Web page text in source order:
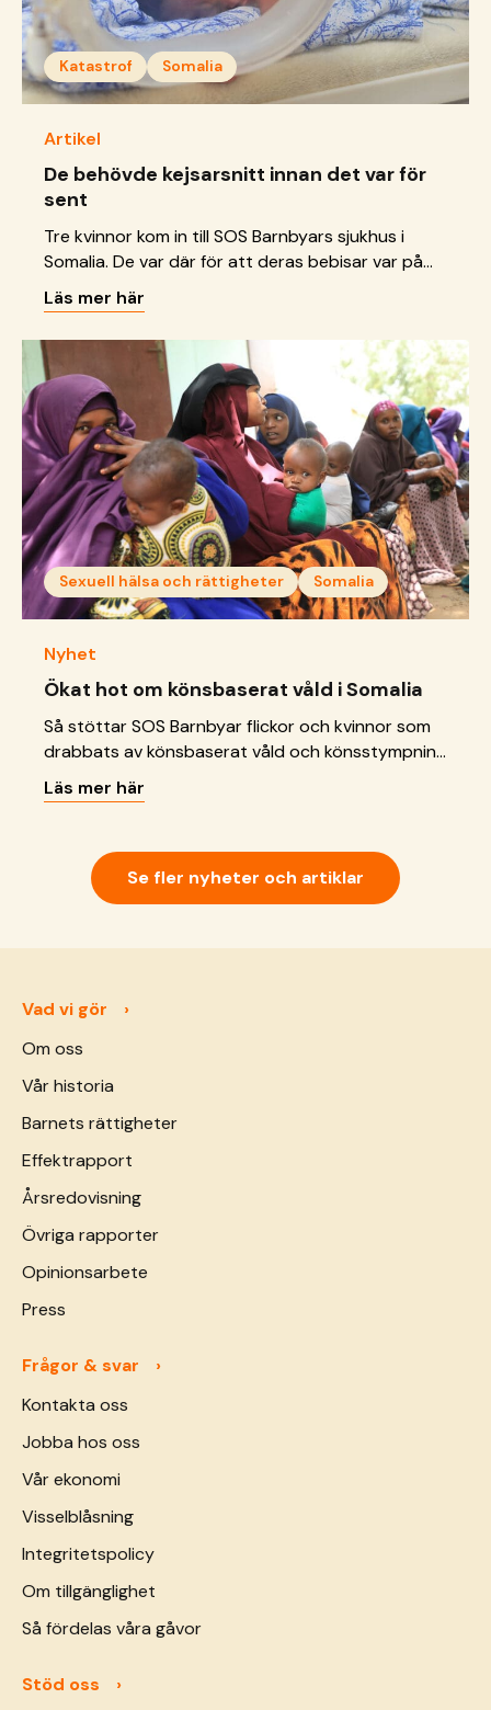
Katastrof Somalia
Artikel
De behövde kejsarsnitt innan det var för
sent
Tre kvinnor kom in till SOS Barnbyars sjukhus i
Somalia. De var där för att deras bebisar var på
väg att födas, men de kan inte föda på ett säkert
sätt utan kejsarsnitt. I ett område drabbat av
matbrist, brist på rent vatten, vård och internflykt
är gravida kvinnor extra utsatta.
Läs mer här
Sexuell hälsa och rättigheter Somalia
Nyhet
Ökat hot om könsbaserat våld i Somalia
Så stöttar SOS Barnbyar flickor och kvinnor som
drabbats av könsbaserat våld och könsstympning
i Somalia.
Läs mer här
Se fler nyheter och artiklar
Vad vi gör
Om oss
Vår historia
Barnets rättigheter
Effektrapport
Årsredovisning
Övriga rapporter
Opinionsarbete
Press
Frågor & svar
Kontakta oss
Jobba hos oss
Vår ekonomi
Visselblåsning
Integritetspolicy
Om tillgänglighet
Så fördelas våra gåvor
Stöd oss